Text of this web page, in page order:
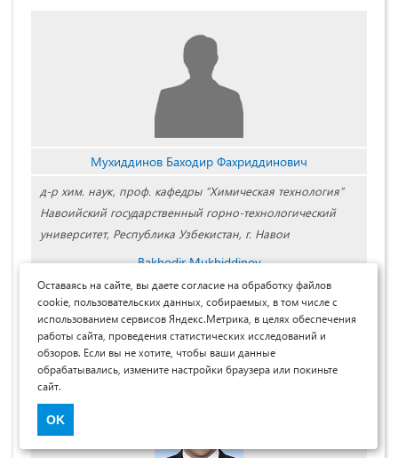
Мухиддинов Баходир Фахриддинович
д-р хим. наук, проф. кафедры “Химическая технология”
Навоийский государственный горно-технологический
университет, Республика Узбекистан, г. Навои
Bakhodir Mukhiddinov
Professor of the Department of Chemical Technology, Doctor
of Chemical Sciences, Navoi State Mining and Technology
University, Republic of Uzbekistan, Navoi
Оставаясь на сайте, вы даете согласие на обработку файлов
cookie, пользовательских данных, собираемых, в том числе с
использованием сервисов Яндекс.Метрика, в целях обеспечения
работы сайта, проведения статистических исследований и
обзоров. Если вы не хотите, чтобы ваши данные
обрабатывались, измените настройки браузера или покиньте
сайт.
OK